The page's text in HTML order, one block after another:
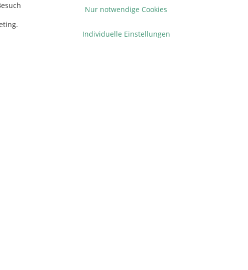
Zaun Preise
Datenschutzerklärung
Impressum
Nur notwendige Cookies
Individuelle Einstellungen